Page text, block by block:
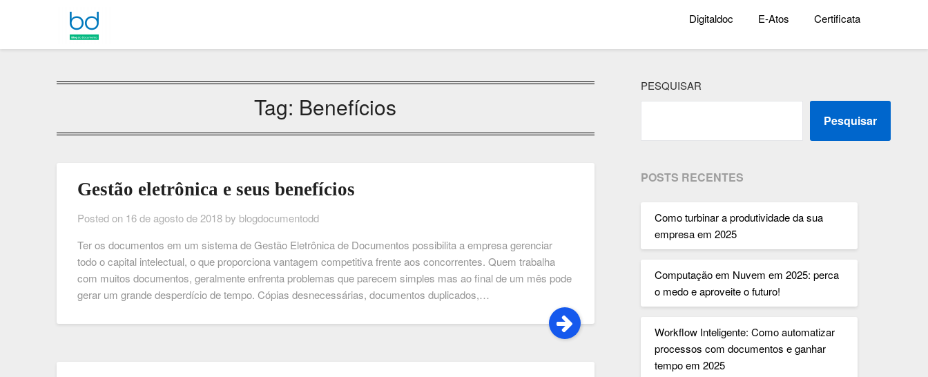
Digitaldoc E-Atos Certificata
Tag: Benefícios
Gestão eletrônica e seus benefícios
Posted on 16 de agosto de 2018 by blogdocumentodd
Ter os documentos em um sistema de Gestão Eletrônica de Documentos possibilita a empresa gerenciar
todo o capital intelectual, o que proporciona vantagem competitiva frente aos concorrentes. Quem trabalha
com muitos documentos, geralmente enfrenta problemas que parecem simples mas ao final de um mês pode
gerar um grande desperdício de tempo. Cópias desnecessárias, documentos duplicados,…
PESQUISAR
Pesquisar
POSTS RECENTES
Como turbinar a produtividade da sua
empresa em 2025
Computação em Nuvem em 2025: perca
o medo e aproveite o futuro!
Workflow Inteligente: Como automatizar
processos com documentos e ganhar
tempo em 2025